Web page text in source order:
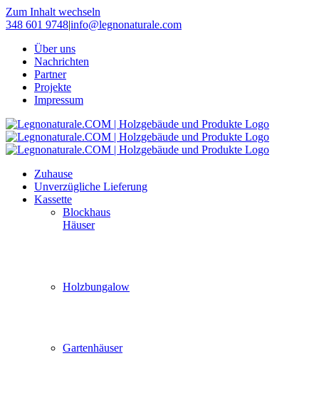
Zum Inhalt wechseln
348 601 9748|info@legnonaturale.com
Über uns
Nachrichten
Partner
Projekte
Impressum
Zuhause
Unverzügliche Lieferung
Kassette
Blockhaus
Häuser
Holzbungalow
Gartenhäuser